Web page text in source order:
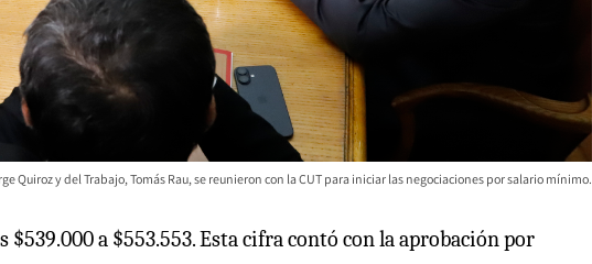
Quiroz y del Trabajo, Tomás Rau, se reunieron con la CUT para iniciar las negociaciones por salario mínimo.
a $553.553. Esta cifra contó con la aprobación por